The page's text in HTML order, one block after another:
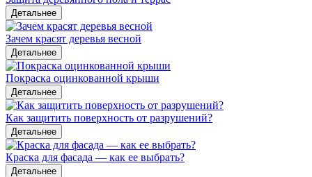
Детальнее
Зачем красят деревья весной
Детальнее
Покраска оцинкованной крыши
Детальнее
Как защитить поверхность от разрушений?
Детальнее
Краска для фасада — как ее выбрать?
Детальнее